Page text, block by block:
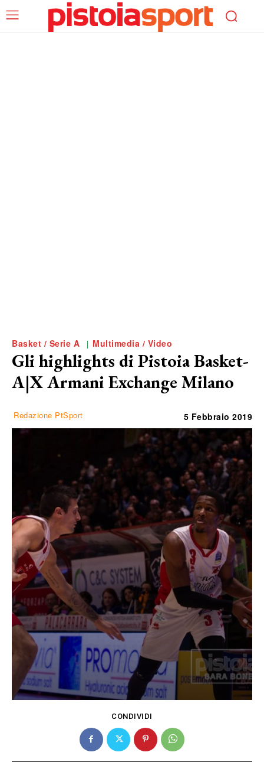
Basket / Serie A Multimedia / Video
Gli highlights di Pistoia Basket-
A|X Armani Exchange Milano
Redazione PtSport 5 Febbraio 2019
CONDIVIDI